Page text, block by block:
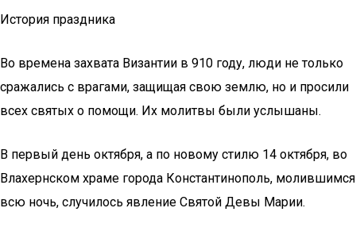
История праздника
Во времена захвата Византии в 910 году, люди не только
сражались с врагами, защищая свою землю, но и просили
всех святых о помощи. Их молитвы были услышаны.
В первый день октября, а по новому стилю 14 октября, во
Влахернском храме города Константинополь, молившимся
всю ночь, случилось явление Святой Девы Марии.